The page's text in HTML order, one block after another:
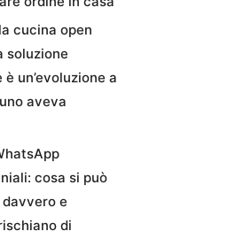
cucina open
soluzione
un’evoluzione a
aveva
cosa si può
e
di